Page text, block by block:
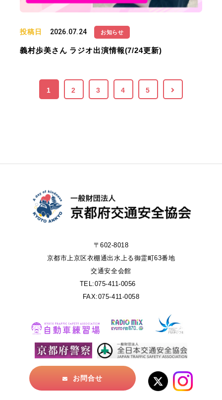
投稿日 2026.07.24 お知らせ
義村歩美さん ラジオ出演情報(7/24更新)
1 2 3 4 5
〒602-8018
京都市上京区衣棚通出水上る御霊町63番地
交通安全会館
TEL:075-411-0056
FAX:075-411-0058
お問合せ